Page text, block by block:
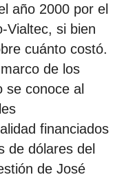
año 2000 por el
Vialtec, si bien
cuánto costó.
de los
se conoce al
financiados
de dólares del
de José